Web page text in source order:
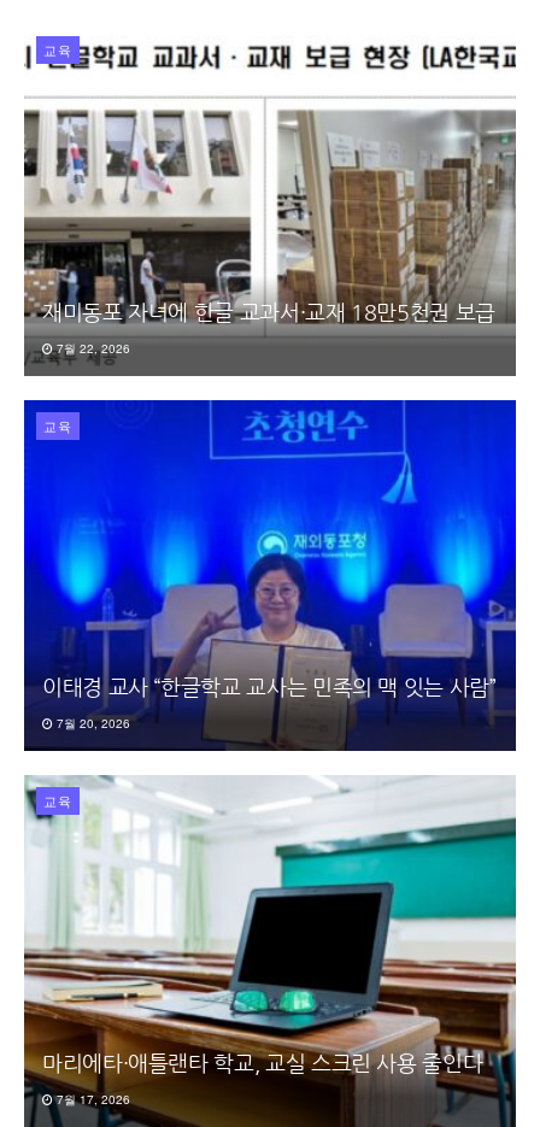
교육
재미동포 자녀에 한글 교과서·교재 18만5천권 보급
7월 22, 2026
교육
이태경 교사 “한글학교 교사는 민족의 맥 잇는 사람”
7월 20, 2026
교육
마리에타·애틀랜타 학교, 교실 스크린 사용 줄인다
7월 17, 2026